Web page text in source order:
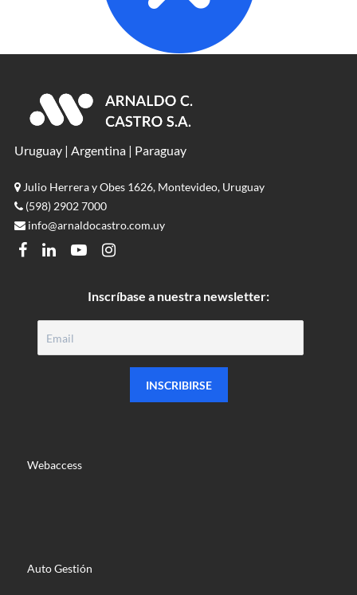
Uruguay | Argentina | Paraguay
Julio Herrera y Obes 1626, Montevideo, Uruguay
(598) 2902 7000
info@arnaldocastro.com.uy
FACEBOOK
LINKEDINYOUTUBE
INSTAGRAM
Inscríbase a nuestra newsletter:
Webaccess
Auto Gestión